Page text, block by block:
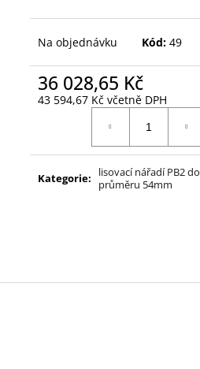
Na objednávku Kód: 49
36 028,65 Kč
43 594,67 Kč včetně DPH
Kategorie:
lisovací nářadí PB2 do
průměru 54mm